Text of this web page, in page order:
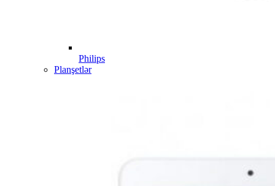
Philips
Planşetlər